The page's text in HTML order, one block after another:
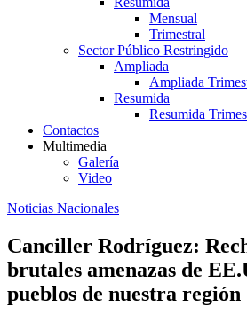
Mensual
Trimestral
Sector Público Restringido
Ampliada
Ampliada
Resumida
Resumida
Contactos
Multimedia
Galería
Video
Noticias Nacionales
Canciller Rodríguez:
brutales amenazas de
pueblos de nuestra región